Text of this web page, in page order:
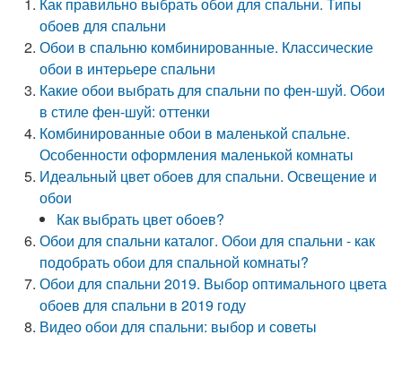
обоев для спальни
Обои в спальню комбинированные. Классические
обои в интерьере спальни
Какие обои выбрать для спальни по фен-шуй. Обои
в стиле фен-шуй: оттенки
Комбинированные обои в маленькой спальне.
Особенности оформления маленькой комнаты
Идеальный цвет обоев для спальни. Освещение и
обои
Как выбрать цвет обоев?
Обои для спальни каталог. Обои для спальни - как
подобрать обои для спальной комнаты?
Обои для спальни 2019. Выбор оптимального цвета
обоев для спальни в 2019 году
Видео обои для спальни: выбор и советы